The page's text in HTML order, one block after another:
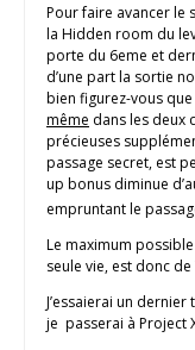
Pour faire avancer le
la Hidden room du
porte du 6eme et
d’une part la sortie
bien figurez-vous
même dans les deux
précieuses
passage secret, est
up bonus diminue
empruntant le
Le maximum
seule vie, est donc
J’essaierai un
je passerai à Project